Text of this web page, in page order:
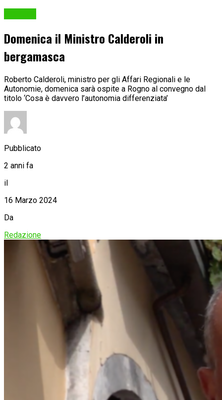
Domenica il Ministro Calderoli in
bergamasca
Roberto Calderoli, ministro per gli Affari Regionali e le
Autonomie, domenica sarà ospite a Rogno al convegno dal
titolo ‘Cosa è davvero l’autonomia differenziata’
Pubblicato
2 anni fa
il
16 Marzo 2024
Da
Redazione